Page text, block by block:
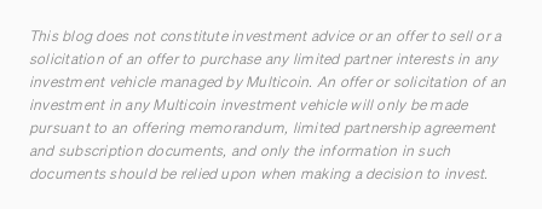
This blog does not constitute investment advice or an offer to sell or a
solicitation of an offer to purchase any limited partner interests in any
investment vehicle managed by Multicoin. An offer or solicitation of an
investment in any Multicoin investment vehicle will only be made
pursuant to an offering memorandum, limited partnership agreement
and subscription documents, and only the information in such
documents should be relied upon when making a decision to invest.